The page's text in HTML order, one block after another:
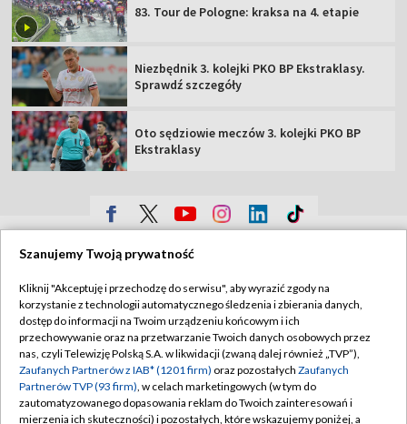
83. Tour de Pologne: kraksa na 4. etapie
Niezbędnik 3. kolejki PKO BP Ekstraklasy.
Sprawdź szczegóły
Oto sędziowie meczów 3. kolejki PKO BP
Ekstraklasy
Sklep TVP
Biuro Reklamy
Oferta Handlowa
Telegazeta ogłoszenia
Polityka prywatności
Moje zgody
Biuro reklamy
Kontakt
Szanujemy Twoją prywatność
Kliknij "Akceptuję i przechodzę do serwisu", aby wyrazić zgody na
korzystanie z technologii automatycznego śledzenia i zbierania danych,
dostęp do informacji na Twoim urządzeniu końcowym i ich
przechowywanie oraz na przetwarzanie Twoich danych osobowych przez
nas, czyli Telewizję Polską S.A. w likwidacji (zwaną dalej również „TVP”),
Zaufanych Partnerów z IAB* (1201 firm) oraz pozostałych Zaufanych
Partnerów TVP (93 firm), w celach marketingowych (w tym do
zautomatyzowanego dopasowania reklam do Twoich zainteresowań i
mierzenia ich skuteczności) i pozostałych, które wskazujemy poniżej, a